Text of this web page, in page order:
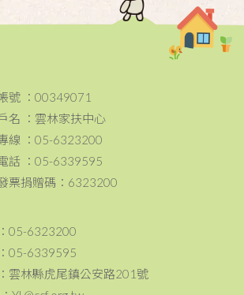
號 ：00349071
名 ：雲林家扶中心
線 ：05-6323200
話 ：05-6339595
票捐贈碼：6323200
05-6323200
05-6339595
雲林縣虎尾鎮公安路201號